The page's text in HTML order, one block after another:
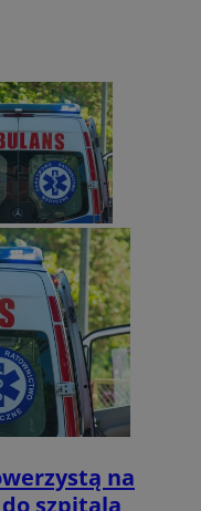
na
szpitala